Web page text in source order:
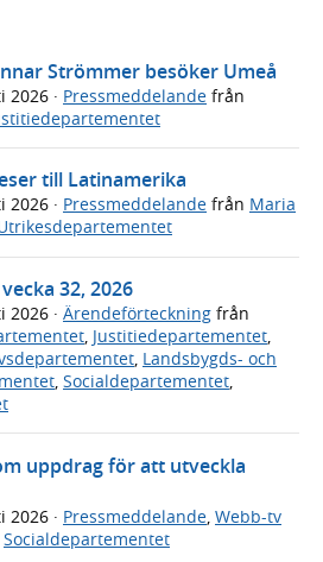
Strömmer besöker Umeå
2026 · Pressmeddelande från
till Latinamerika
2026 · Pressmeddelande från Maria
32, 2026
2026 · Ärendeförteckning från
, Justitiedepartementet,
, Landsbygds- och
, Socialdepartementet,
uppdrag för att utveckla
2026 · Pressmeddelande Webb-tv
Socialdepartementet